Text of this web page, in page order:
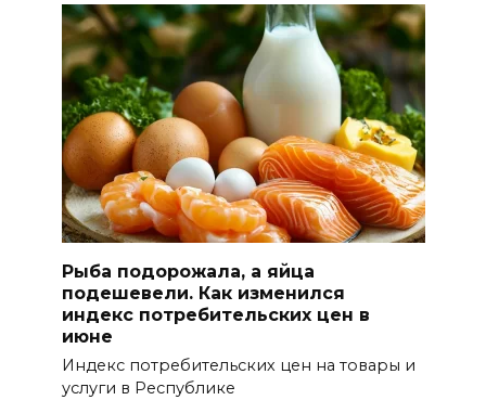
Рыба подорожала, а яйца
подешевели. Как изменился
индекс потребительских цен в
июне
Индекс потребительских цен на товары и
услуги в Республике